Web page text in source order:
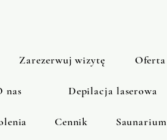
Zarezerwuj wizytę Oferta
nas Depilacja laserowa
Cennik Saunarium